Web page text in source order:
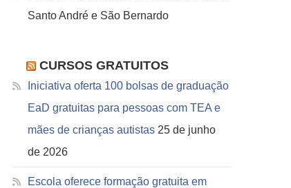
Santo André e São Bernardo
CURSOS GRATUITOS
Iniciativa oferta 100 bolsas de graduação
EaD gratuitas para pessoas com TEA e
mães de crianças autistas 25 de junho
de 2026
Escola oferece formação gratuita em